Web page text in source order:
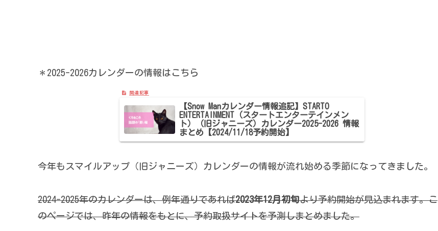
＊2025-2026カレンダーの情報はこちら
【Snow Manカレンダー情報追記】STARTO
ENTERTAINMENT（スタートエンターテインメン
ト）（旧ジャニーズ）カレンダー2025-2026 情報
まとめ【2024/11/18予約開始】
今年もスマイルアップ（旧ジャニーズ）カレンダーの情報が流れ始める季節になってきました。
2024-2025年のカレンダーは、例年通りであれば2023年12月初旬より予約開始が見込まれます。こ
のページでは、昨年の情報をもとに、予約取扱サイトを予測しまとめました。